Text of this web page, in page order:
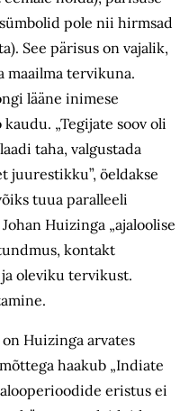
pole nii hirmsad
See pärisus on vajalik,
maailma tervikuna.
lääne inimese
„Tegijate soov oli
taha, valgustada
juurestikku”, öeldakse
tuua paralleeli
Huizinga „ajaloolise
kontakt
oleviku tervikust.
Huizinga arvates
haakub „Indiate
eristus ei